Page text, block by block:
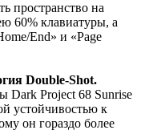
пространство на
60% клавиатуры, а
End» и «Page
Double-Shot.
Dark Project 68 Sunrise
устойчивостью к
он гораздо более